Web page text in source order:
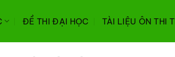
ĐỀ THI ĐẠI HỌC TÀI LIỆU ÔN THI